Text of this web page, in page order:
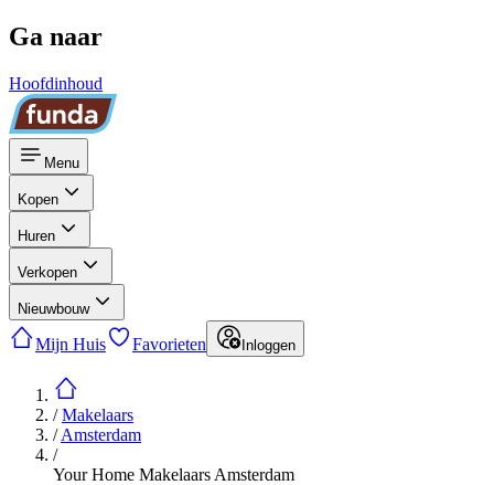
Ga naar
Hoofdinhoud
Menu
Kopen
Huren
Verkopen
Nieuwbouw
Mijn Huis Favorieten Inloggen
/Makelaars
/Amsterdam
/
Your Home Makelaars Amsterdam